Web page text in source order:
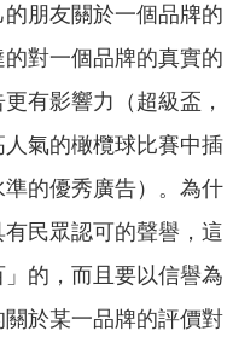
朋友關於一個品牌的
對一個品牌的真實的
有影響力（超級盃，
氣的橄欖球比賽中插
的優秀廣告）。為什
民眾認可的聲譽，這
的，而且要以信譽為
於某一品牌的評價對